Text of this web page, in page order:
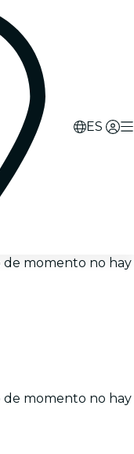
ES
de momento no hay
de momento no hay